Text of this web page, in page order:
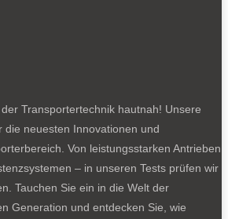
Transportertechnik hautnah! Unsere
die neuesten Innovationen und
Von leistungsstarken Antrieben
– in unseren Tests prüfen wir
Tauchen Sie ein in die Welt der
Generation und entdecken Sie, wie